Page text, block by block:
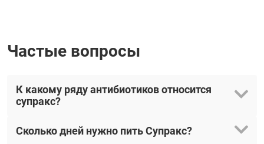
Частые вопросы
К какому ряду антибиотиков относится
супракс?
Сколько дней нужно пить Супракс?